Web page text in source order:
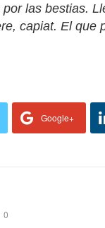
las bestias.
capiat. El que
Google+
0